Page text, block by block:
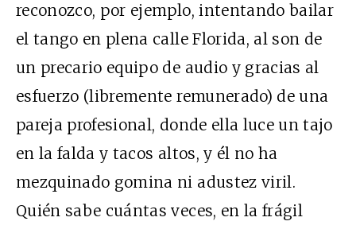
reconozco, por ejemplo, intentando bailar
el tango en plena calle Florida, al son de
un precario equipo de audio y gracias al
esfuerzo (libremente remunerado) de una
pareja profesional, donde ella luce un tajo
en la falda y tacos altos, y él no ha
mezquinado gomina ni adustez viril.
Quién sabe cuántas veces, en la frágil